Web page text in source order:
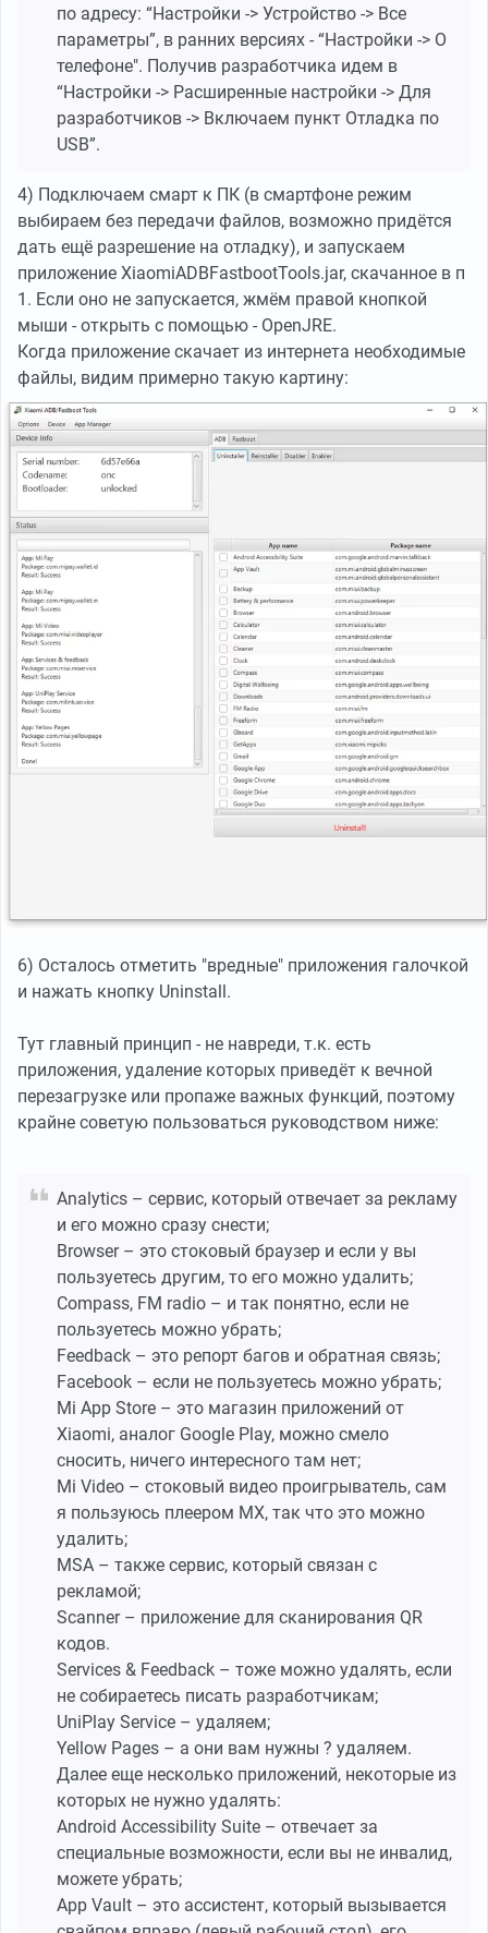
по адресу: “Настройки -> Устройство -> Все
параметры”, в ранних версиях - “Настройки -> О
телефоне". Получив разработчика идем в
“Настройки -> Расширенные настройки -> Для
разработчиков -> Включаем пункт Отладка по
USB”.
4) Подключаем смарт к ПК (в смартфоне режим
выбираем без передачи файлов, возможно придётся
дать ещё разрешение на отладку), и запускаем
приложение XiaomiADBFastbootTools.jar, скачанное в п
1. Если оно не запускается, жмём правой кнопкой
мыши - открыть с помощью - OpenJRE.
Когда приложение скачает из интернета необходимые
файлы, видим примерно такую картину:
6) Осталось отметить "вредные" приложения галочкой
и нажать кнопку Uninstall.
Тут главный принцип - не навреди, т.к. есть
приложения, удаление которых приведёт к вечной
перезагрузке или пропаже важных функций, поэтому
крайне советую пользоваться руководством ниже:
Analytics – сервис, который отвечает за рекламу
и его можно сразу снести;
Browser – это стоковый браузер и если у вы
пользуетесь другим, то его можно удалить;
Compass, FM radio – и так понятно, если не
пользуетесь можно убрать;
Feedback – это репорт багов и обратная связь;
Facebook – если не пользуетесь можно убрать;
Mi App Store – это магазин приложений от
Xiaomi, аналог Google Play, можно смело
сносить, ничего интересного там нет;
Mi Video – стоковый видео проигрыватель, сам
я пользуюсь плеером MX, так что это можно
удалить;
MSA – также сервис, который связан с
рекламой;
Scanner – приложение для сканирования QR
кодов.
Services & Feedback – тоже можно удалять, если
не собираетесь писать разработчикам;
UniPlay Service – удаляем;
Yellow Pages – а они вам нужны ? удаляем.
Далее еще несколько приложений, некоторые из
которых не нужно удалять:
Android Accessibility Suite – отвечает за
специальные возможности, если вы не инвалид,
можете убрать;
App Vault – это ассистент, который вызывается